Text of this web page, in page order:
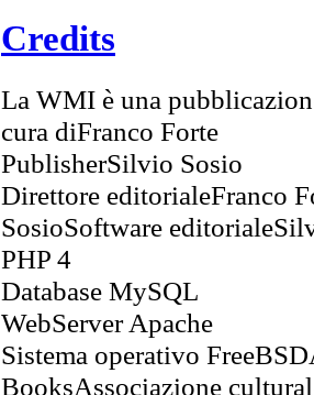
Credits
La WMI è una
cura diFranco Forte
PublisherSilvio Sosio
Direttore editorialeFranco
SosioSoftware
PHP 4
Database MySQL
WebServer Apache
Sistema operativo
BooksAssociazione